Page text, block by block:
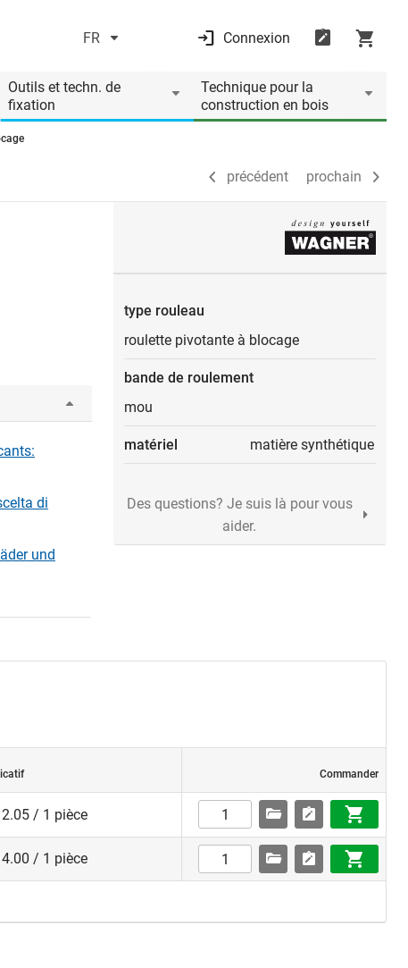
FR Connexion
Outils et techn. de
fixation
Technique pour la
construction en bois
précédent prochain
précédent prochain
di
und
type rouleau
roulette pivotante à blocage
bande de roulement
mou
matériel matière synthétique
Des questions? Je suis là pour vous
aider.
Commander
/ 1 pièce
/ 1 pièce